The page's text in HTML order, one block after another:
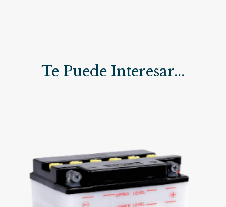
Te Puede Interesar...